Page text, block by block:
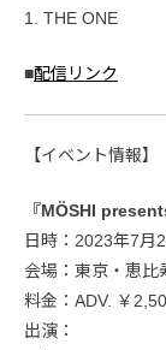
1. THE ONE
■配信リンク
【イベント情報】
『MÖSHI
日時：2023年7月
会場：東京・恵比
料金：ADV. ￥
出演：